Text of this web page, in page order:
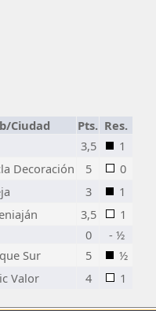
Ciudad Pts. Res.
3,5
1
Decoración 5
0
3
1
3,5
1
0
- ½
Sur 5
½
Valor 4
1